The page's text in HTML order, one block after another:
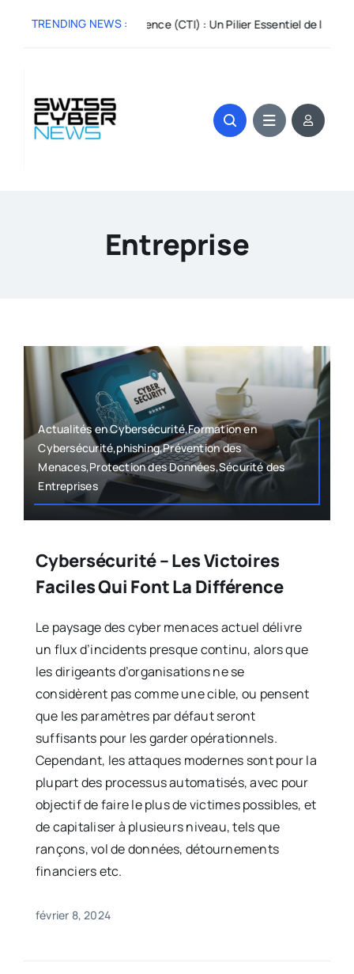
TRENDING NEWS :
Cyber Threat Intelligence (CTI) : Un Pilier Essentiel de la Sécurité
Entreprise
Actualités en Cybersécurité,Formation en
Cybersécurité,phishing,Prévention des
Menaces,Protection des Données,Sécurité des
Entreprises
Cybersécurité – Les Victoires
Faciles Qui Font La Différence
Le paysage des cyber menaces actuel délivre
un flux d’incidents presque continu, alors que
les dirigeants d’organisations ne se
considèrent pas comme une cible, ou pensent
que les paramètres par défaut seront
suffisants pour les garder opérationnels.
Cependant, les attaques modernes sont pour la
plupart des processus automatisés, avec pour
objectif de faire le plus de victimes possibles, et
de capitaliser à plusieurs niveau, tels que
rançons, vol de données, détournements
financiers etc.
février 8, 2024